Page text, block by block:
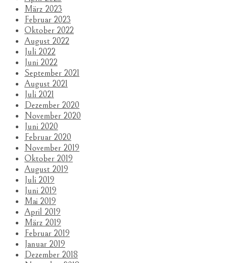
März 2023
Februar 2023
Oktober 2022
August 2022
Juli 2022
Juni 2022
September 2021
August 2021
Juli 2021
Dezember 2020
November 2020
Juni 2020
Februar 2020
November 2019
Oktober 2019
August 2019
Juli 2019
Juni 2019
Mai 2019
April 2019
März 2019
Februar 2019
Januar 2019
Dezember 2018